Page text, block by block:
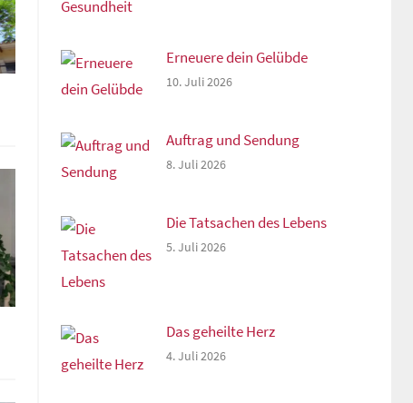
Erneuere dein Gelübde
10. Juli 2026
Auftrag und Sendung
8. Juli 2026
Die Tatsachen des Lebens
5. Juli 2026
Das geheilte Herz
4. Juli 2026